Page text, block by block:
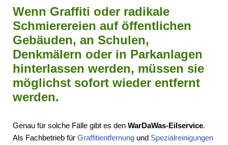
Wenn Graffiti oder radikale
Schmierereien auf öffentlichen
Gebäuden, an Schulen,
Denkmälern oder in Parkanlagen
hinterlassen werden, müssen sie
möglichst sofort wieder entfernt
werden.
Genau für solche Fälle gibt es den WarDaWas-Eilservice.
Als Fachbetrieb für Graffitientfernung und Spezialreinigungen